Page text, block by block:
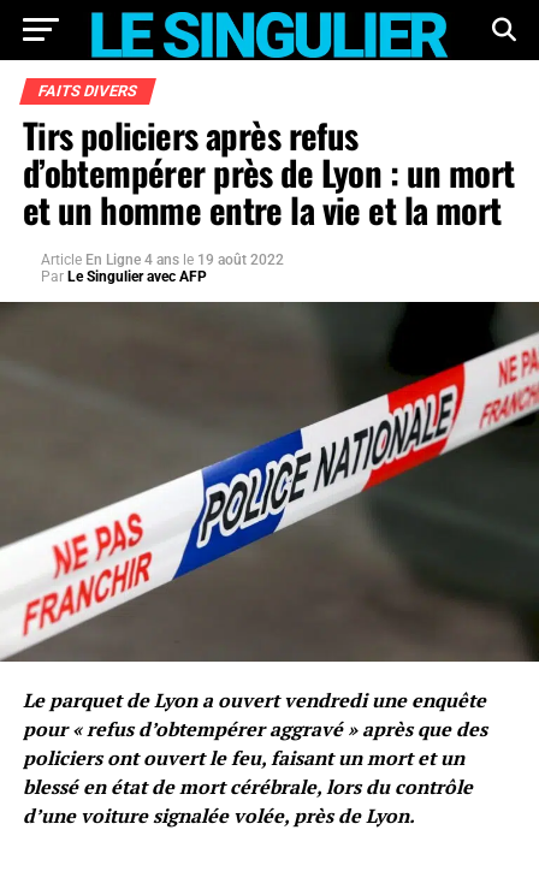
FAITS DIVERS
Tirs policiers après refus
d’obtempérer près de Lyon : un mort
et un homme entre la vie et la mort
Article En Ligne 4 ans le 19 août 2022
Par Le Singulier avec AFP
Le parquet de Lyon a ouvert vendredi une enquête
pour « refus d’obtempérer aggravé » après que des
policiers ont ouvert le feu, faisant un mort et un
blessé en état de mort cérébrale, lors du contrôle
d’une voiture signalée volée, près de Lyon.